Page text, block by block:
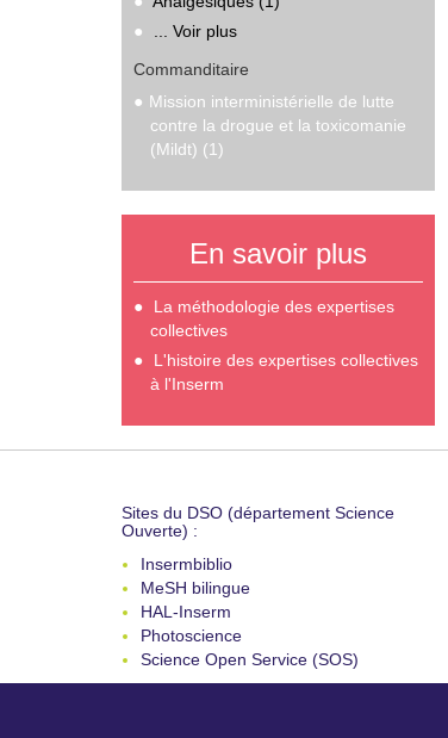
... Voir plus
Commanditaire
Mission interministérielle de lutte
contre la drogue et la toxicomanie
(Mildt) (1)
En savoir plus
La méthodologie des expertises
collectives
L'histoire des expertises collectives
à l'Inserm
Sites du DSO (département Science
Ouverte) :
Insermbiblio
MeSH bilingue
HAL-Inserm
Photoscience
Science Open Service (SOS)